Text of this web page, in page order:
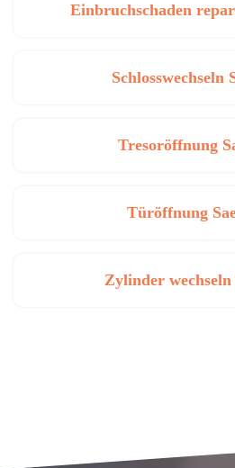
Einbruchschaden
Schlosswechseln
Tresoröffnung
Türöffnung
Zylinder wechseln